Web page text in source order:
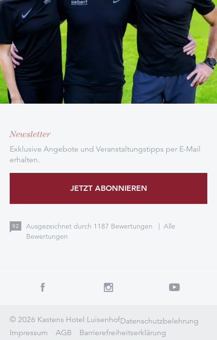
Newsletter
Exklusive Angebote und Veranstaltungstipps per E-Mail
erhalten.
JETZT ABONNIEREN
92 Ausgezeichnet durch 1187 Bewertungen
Alle
Bewertungen
© 2026 Kastens Hotel LuisenhofDatenschutzbelehrung
Impressum
AGB Barrierefreiheitserklärung